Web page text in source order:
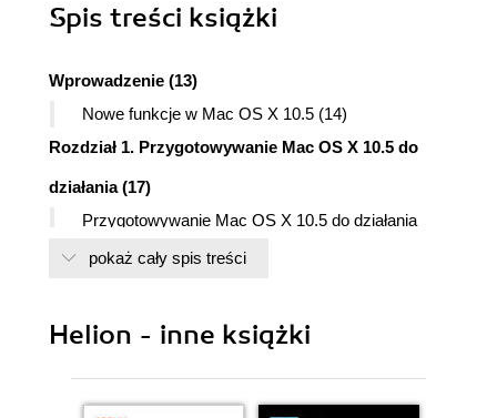
Spis treści książki
Wprowadzenie (13)
Nowe funkcje w Mac OS X 10.5 (14)
Rozdział 1. Przygotowywanie Mac OS X 10.5 do
działania (17)
Przygotowywanie Mac OS X 10.5 do działania
Instalacja systemu Mac OS X 10.5 (18)
Rozdział 2. Podstawy Findera (31)
pokaż cały spis treści
Helion - inne książki